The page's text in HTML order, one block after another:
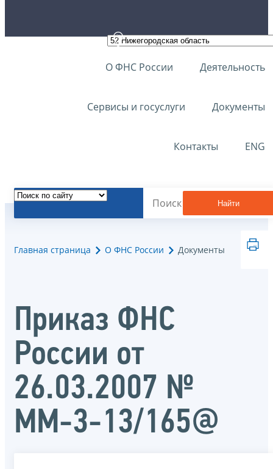
О ФНС России Деятельность
Сервисы и госуслуги Документы
Контакты ENG
Найти
Главная страница О ФНС России Документы
Приказ ФНС
России от
26.03.2007 №
ММ-3-13/165@